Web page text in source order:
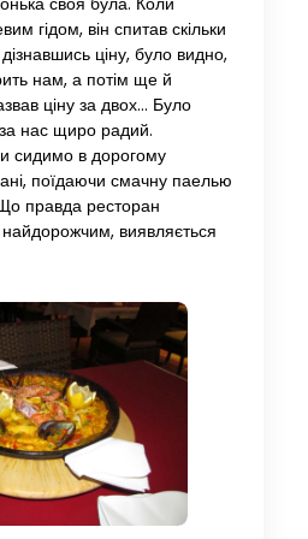
гідом, він спитав скільки
ціну, було видно,
нам, а потім ще й
ціну за двох… Було
нас щиро радий.
сидимо в дорогому
поїдаючи смачну паелью
правда ресторан
виявляється